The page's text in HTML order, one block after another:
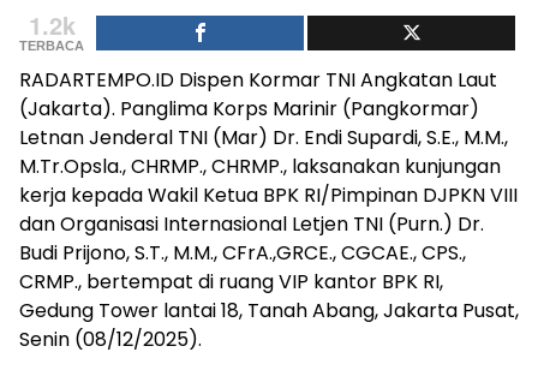
1.2k
TERBACA
RADARTEMPO.ID Dispen Kormar TNI Angkatan Laut
(Jakarta). Panglima Korps Marinir (Pangkormar)
Letnan Jenderal TNI (Mar) Dr. Endi Supardi, S.E., M.M.,
M.Tr.Opsla., CHRMP., CHRMP., laksanakan kunjungan
kerja kepada Wakil Ketua BPK RI/Pimpinan DJPKN VIII
dan Organisasi Internasional Letjen TNI (Purn.) Dr.
Budi Prijono, S.T., M.M., CFrA.,GRCE., CGCAE., CPS.,
CRMP., bertempat di ruang VIP kantor BPK RI,
Gedung Tower lantai 18, Tanah Abang, Jakarta Pusat,
Senin (08/12/2025).